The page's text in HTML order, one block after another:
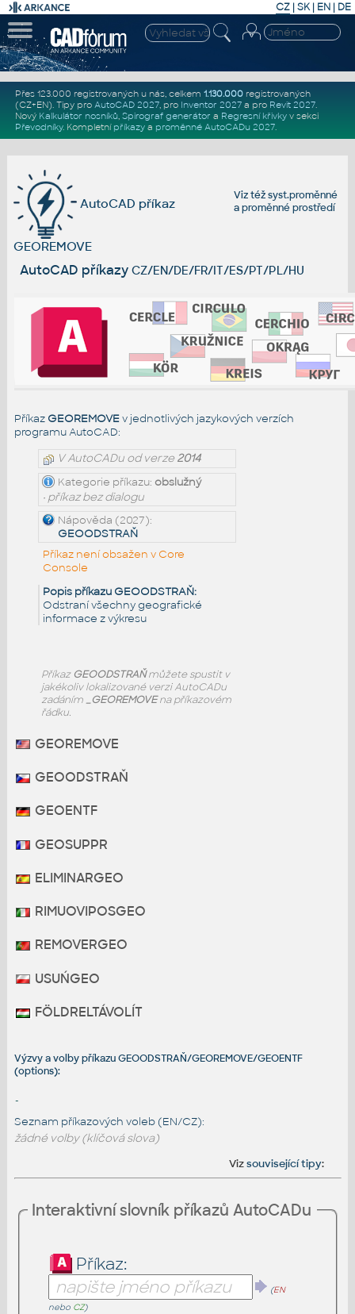
CZ | SK| EN | DE
Přes 123.000 registrovaných u nás, celkem 1.130.000registrovaných
(CZ+EN). Tipy pro AutoCAD 2027, pro Inventor 2027a pro Revit 2027.
Nový Kalkulátor nosníků, Spirograf generátor a Regresní křivkyv sekci
Převodníky. Kompletní příkazya proměnné AutoCADu 2027.
Viz téžsyst.proměnné
aproměnné prostředí
AutoCAD příkaz
GEOREMOVE
AutoCAD příkazy CZ/EN/DE/FR/IT/ES/PT/PL/HU
Příkaz GEOREMOVEv jednotlivých jazykových verzích
programu AutoCAD:
V AutoCADu od verze2014
Kategorie příkazu: obslužný
• příkaz bez dialogu
Nápověda (2027):
GEOODSTRAŇ
Příkaz není obsažen v Core
Console
Popis příkazu GEOODSTRAŇ:
Odstraní všechny geografické
informace z výkresu
Příkaz GEOODSTRAŇmůžete spustit v
jakékoliv lokalizované verzi AutoCADu
zadáním _GEOREMOVEna příkazovém
řádku.
GEOREMOVE
GEOODSTRAŇ
GEOENTF
GEOSUPPR
ELIMINARGEO
RIMUOVIPOSGEO
REMOVERGEO
USUŃGEO
FÖLDRELTÁVOLÍT
Výzvy a volby příkazu GEOODSTRAŇ/GEOREMOVE/GEOENTF
(options):
-
Seznam příkazových voleb (EN/CZ):
žádné volby (klíčová slova)
Vizsouvisející tipy:
Interaktivní slovník příkazů AutoCADu
Příkaz:
(EN
nebo CZ)